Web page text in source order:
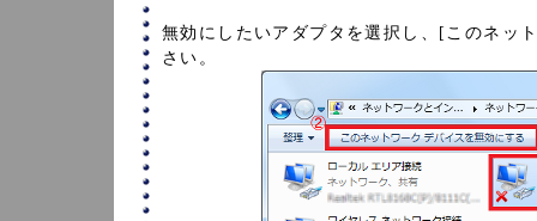
無効にしたいアダプタを選択し、[このネッ
さい。